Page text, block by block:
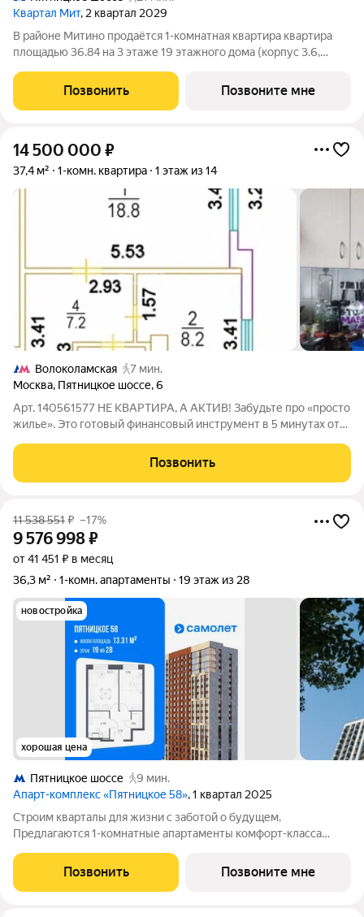
Квартал Мит, 2 квартал 2029
В районе Митино продаётся 1-комнатная квартира квартира
площадью 36.84 на 3 этаже 19 этажного дома (корпус 3.6,
расположение 20 минут пешком до станции метро
«Пятницкое шоссе». 8 минут на автомобиле
Позвонить Позвоните мне
14 500 000 ₽
37,4 м² 1-комн. квартира 1 этаж из 14
Волоколамская
7 мин.
Москва, Пятницкое шоссе,6
Арт. 140561577 НЕ КВАРТИРА, А АКТИВ! Забудьте про «просто
жилье». Это готовый финансовый инструмент в 5 минутах от
(зимой экономия на
Позвонить
11 538 551₽ –17%
9 576 998₽
от 41 451 ₽ в месяц
36,3 м²
1-комн. апартаменты 19 этаж из 28
новостройка
хорошая цена
Пятницкое шоссе
9 мин.
Апарт-комплекс «Пятницкое 58», 1 квартал 2025
Строим кварталы для жизни с заботой о будущем.
Предлагаются 1-комнатные апартаменты комфорт-класса
этаже, в жилом комплексе "Пятницкое 58".Здесь не нужно
беспокоиться о ремонте большинство
Позвонить Позвоните мне